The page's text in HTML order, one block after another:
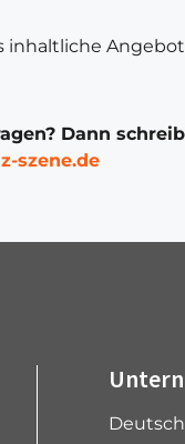
inhaltliche
Dann
szene.de